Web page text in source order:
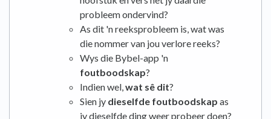
probleem ondervind?
As dit 'n reeksprobleem is, wat was
die nommer van jou verlore reeks?
Wys die Bybel-app 'n
foutboodskap?
Indien wel,wat sê dit?
Sien jy dieselfde foutboodskap as
jy dieselfde ding weer probeer doen?